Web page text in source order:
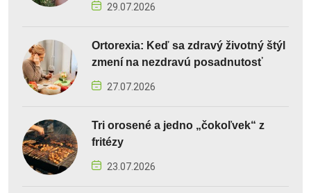
29.07.2026
Ortorexia: Keď sa zdravý životný štýl
zmení na nezdravú posadnutosť
27.07.2026
Tri orosené a jedno „čokoľvek“ z
fritézy
23.07.2026